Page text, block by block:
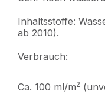
Inhaltsstoffe:
ab 2010).
Verbrauch:
Ca. 100 ml/m2